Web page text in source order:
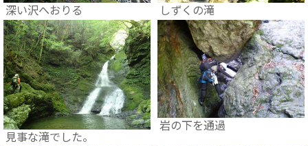
深い沢へおりる しずくの滝
見事な滝でした。
岩の下を通過